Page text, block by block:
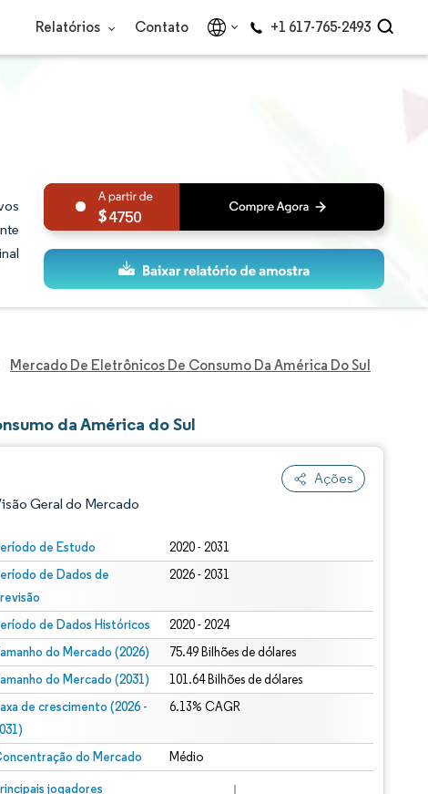
Relatórios Contato +1 617-765-2493
4750
Mercado De Eletrônicos De Consumo Da América Do Sul
da América do Sul
Ações
Geral do Mercado
de Estudo 2020 - 2031
de Dados de
2026 - 2031
de Dados Históricos 2020 - 2024
do Mercado (2026) 75.49 Bilhões de dólares
do Mercado (2031) 101.64 Bilhões de dólares
de crescimento (2026 -
6.13% CAGR
do Mercado Médio
jogadores
© Mordor Intelligence. O reuso requer atribuição conforme CC BY 4.0.
conforme CC BY 4.0.